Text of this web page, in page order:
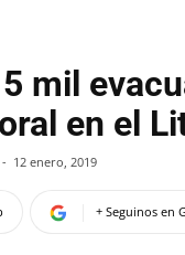
mil
en el
- 12 enero, 2019
+ Seguinos en